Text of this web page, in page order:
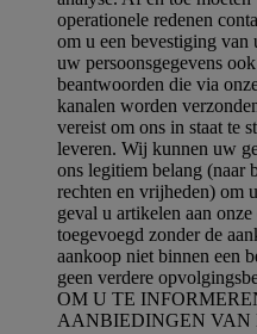
operationele redenen
om u een bevestiging van
uw persoonsgegevens
beantwoorden die via
kanalen worden
vereist om ons in staat te
leveren. Wij kunnen uw
ons legitiem belang (naar
rechten en vrijheden) om
geval u artikelen aan
toegevoegd zonder de
aankoop niet binnen een
geen verdere
OM U TE
AANBIEDINGEN VAN